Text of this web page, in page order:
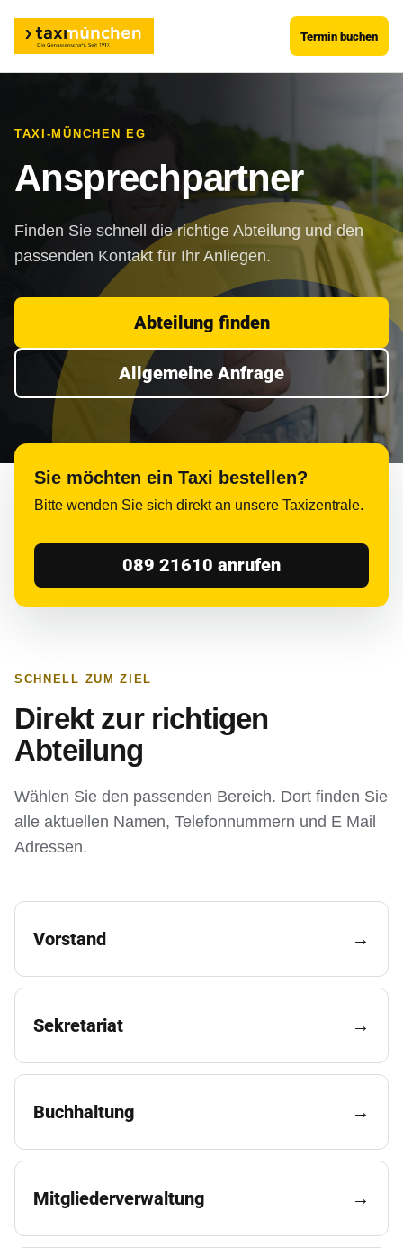
Termin buchen
TAXI-MÜNCHEN EG
Ansprechpartner
Finden Sie schnell die richtige Abteilung und den
passenden Kontakt für Ihr Anliegen.
Abteilung finden
Allgemeine Anfrage
Sie möchten ein Taxi bestellen?
Bitte wenden Sie sich direkt an unsere Taxizentrale.
089 21610 anrufen
SCHNELL ZUM ZIEL
Direkt zur richtigen
Abteilung
Wählen Sie den passenden Bereich. Dort finden Sie
alle aktuellen Namen, Telefonnummern und E Mail
Adressen.
Vorstand →
Sekretariat →
Buchhaltung →
Mitgliederverwaltung →